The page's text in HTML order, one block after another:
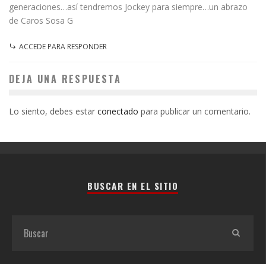
generaciones…así tendremos Jockey para siempre…un abrazo
de Caros Sosa G
ACCEDE PARA RESPONDER
DEJA UNA RESPUESTA
Lo siento, debes estar conectado para publicar un comentario.
BUSCAR EN EL SITIO